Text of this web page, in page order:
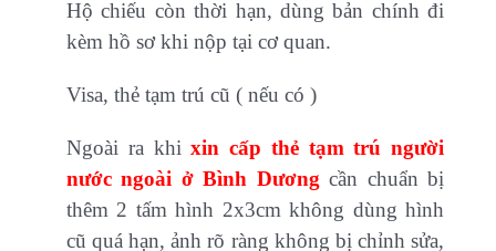
Hộ chiếu còn thời hạn, dùng bản chính đi
kèm hồ sơ khi nộp tại cơ quan.
Visa, thẻ tạm trú cũ ( nếu có )
Ngoài ra khixin cấp thẻ tạm trú người
nước ngoài ở Bình Dương cần chuẩn bị
thêm 2 tấm hình 2x3cm không dùng hình
cũ quá hạn, ảnh rõ ràng không bị chỉnh sửa,